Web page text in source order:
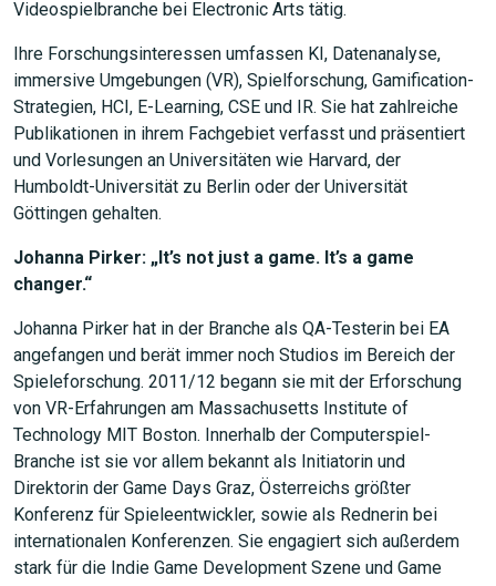
Videospielbranche bei Electronic Arts tätig.
Ihre Forschungsinteressen umfassen KI, Datenanalyse,
immersive Umgebungen (VR), Spielforschung, Gamification-
Strategien, HCI, E-Learning, CSE und IR. Sie hat zahlreiche
Publikationen in ihrem Fachgebiet verfasst und präsentiert
und Vorlesungen an Universitäten wie Harvard, der
Humboldt-Universität zu Berlin oder der Universität
Göttingen gehalten.
Johanna Pirker: „It’s not just a game. It’s a game
changer.“
Johanna Pirker hat in der Branche als QA-Testerin bei EA
angefangen und berät immer noch Studios im Bereich der
Spieleforschung. 2011/12 begann sie mit der Erforschung
von VR-Erfahrungen am Massachusetts Institute of
Technology MIT Boston. Innerhalb der Computerspiel-
Branche ist sie vor allem bekannt als Initiatorin und
Direktorin der Game Days Graz, Österreichs größter
Konferenz für Spieleentwickler, sowie als Rednerin bei
internationalen Konferenzen. Sie engagiert sich außerdem
stark für die Indie Game Development Szene und Game